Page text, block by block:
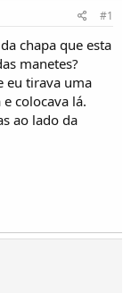
#1
chapa que esta
manetes?
eu tirava uma
colocava lá.
ao lado da